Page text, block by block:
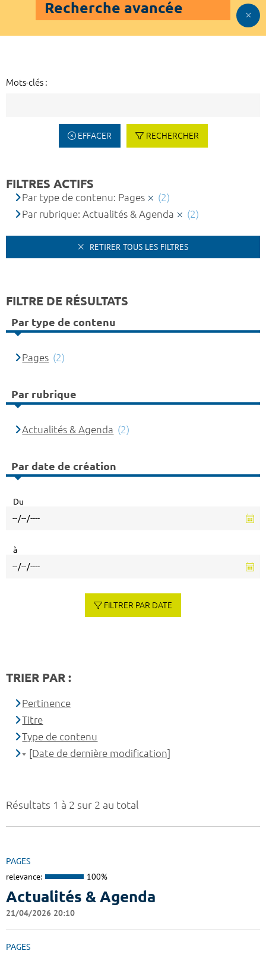
Recherche avancée
Mots-clés :
EFFACER RECHERCHER
Résultats 1 à 2 sur 2 au total
PAGES
relevance: 100%
Actualités & Agenda
21/04/2026 20:10
PAGES
FILTRES ACTIFS
Par type de contenu: Pages
(2)
Par rubrique: Actualités & Agenda
(2)
RETIRER TOUS LES FILTRES
FILTRE DE RÉSULTATS
Par type de contenu
Pages (2)
Par rubrique
Actualités & Agenda (2)
Par date de création
Du
à
FILTRER PAR DATE
TRIER PAR :
Pertinence
Titre
Type de contenu
[Date de dernière modification]